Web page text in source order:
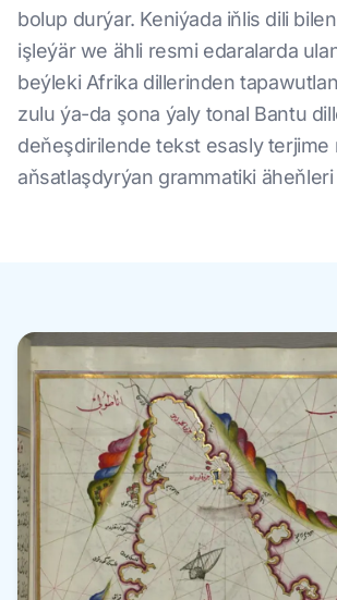
bolup durýar. Keniýada iňlis dili
işleýär we ähli resmi edaralarda
beýleki Afrika dillerinden
zulu ýa-da şona ýaly tonal Bantu
deňeşdirilende tekst esasly terjime
aňsatlaşdyrýan grammatiki